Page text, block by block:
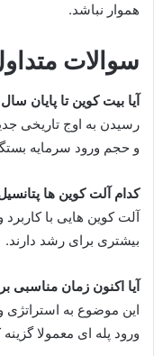
هموار نباشد.
سوالات
آیا بیت کوین تا پایان
رسیدن به اوج تاریخی
و حجم ورود سرمایه
کدام آلت کوین ها
آلت کوین هایی با
بیشتری برای رشد دارند.
آیا اکنون زمان مناسبی
این موضوع به
ورود پله ای معمولا